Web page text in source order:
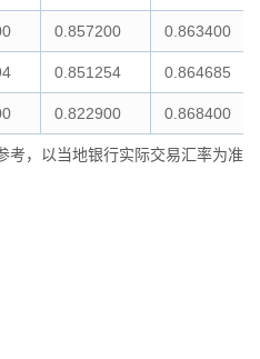
0.857200 0.863400
0.851254 0.864685
0.822900 0.868400
考，以当地银行实际交易汇率为准